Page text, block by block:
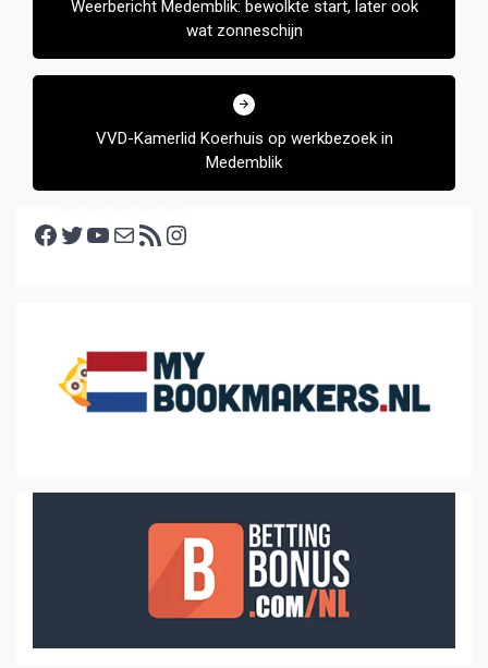
Weerbericht Medemblik: bewolkte start, later ook
wat zonneschijn
VVD-Kamerlid Koerhuis op werkbezoek in
Medemblik
Facebook Twitter YouTube E-mail RSS feed